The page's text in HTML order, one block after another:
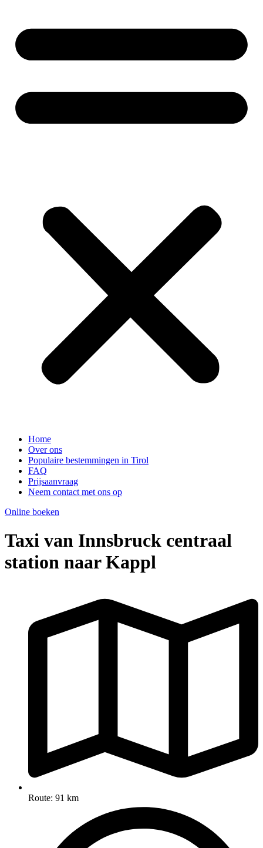
Home
Over ons
Populaire bestemmingen in Tirol
FAQ
Prijsaanvraag
Neem contact met ons op
Online boeken
Taxi van Innsbruck centraal
station naar Kappl
Route: 91 km